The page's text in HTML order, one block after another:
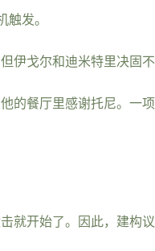
发。
伊戈尔和迪米特里决固
的餐厅里感谢托尼。一
就开始了。因此，建构